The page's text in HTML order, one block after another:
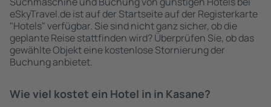
eSkyTravel.de ist auf der Startseite auf der Registerkarte
"Hotels" verfügbar. Sie sind nicht ganz sicher, ob die
geplante Reise stattfinden wird? Überprüfen Sie, ob das
gewählte Objekt eine kostenlose Stornierung der
Buchung anbietet.
Wie viel kostet ein Hotel in in Kasane?